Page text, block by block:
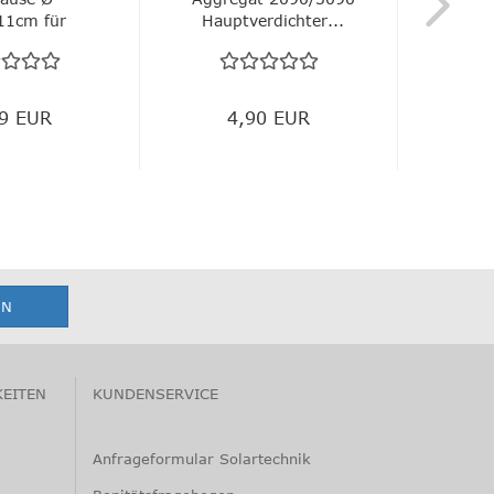
für
EUR
Hauptverdichter...
4,90 EUR
KUNDENSERVICE
Anfrageformular Solartechnik